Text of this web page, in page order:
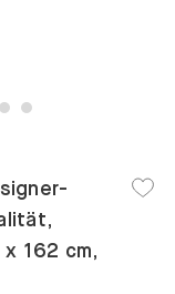
9 10
162 cm,